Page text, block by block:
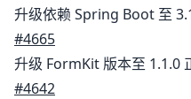
升级依赖 Spring Boot 至
#4665
升级 FormKit 版本至 1.1.0
#4642